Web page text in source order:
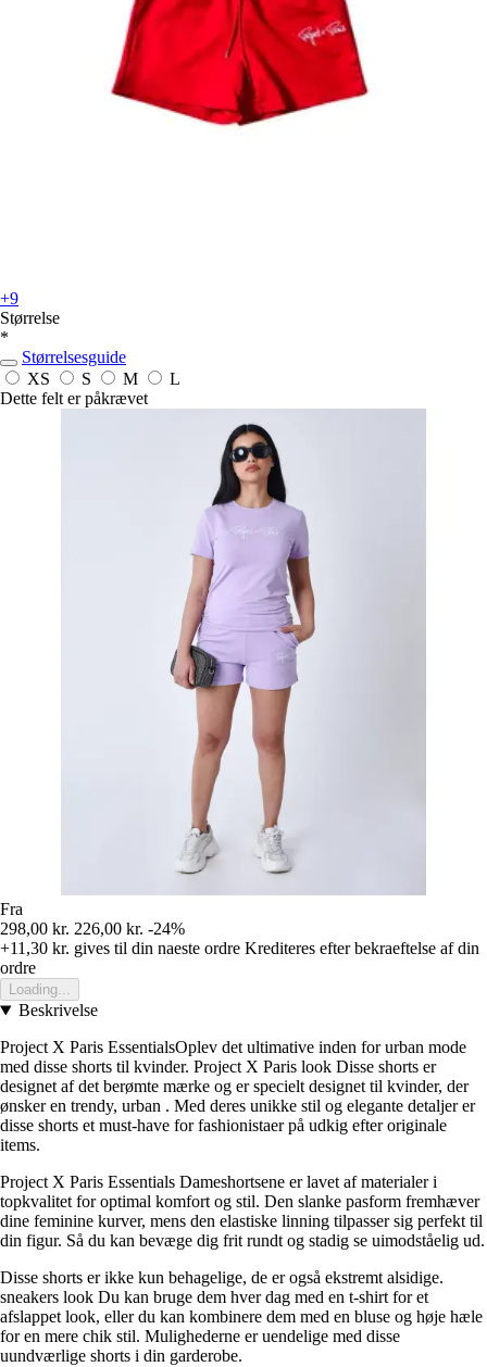
+9
Størrelse
*
Størrelsesguide
XS
S M
L
Dette felt er påkrævet
Fra
298,00 kr. 226,00 kr. -24%
+11,30 kr. gives til din naeste ordre Krediteres efter bekraeftelse af din
ordre
Loading...
Beskrivelse
Project X Paris EssentialsOplev det ultimative inden for urban mode
med disse shorts til kvinder. Project X Paris look Disse shorts er
designet af det berømte mærke og er specielt designet til kvinder, der
ønsker en trendy, urban . Med deres unikke stil og elegante detaljer er
disse shorts et must-have for fashionistaer på udkig efter originale
items.
Project X Paris Essentials Dameshortsene er lavet af materialer i
topkvalitet for optimal komfort og stil. Den slanke pasform fremhæver
dine feminine kurver, mens den elastiske linning tilpasser sig perfekt til
din figur. Så du kan bevæge dig frit rundt og stadig se uimodståelig ud.
Disse shorts er ikke kun behagelige, de er også ekstremt alsidige.
sneakers look Du kan bruge dem hver dag med en t-shirt for et
afslappet look, eller du kan kombinere dem med en bluse og høje hæle
for en mere chik stil. Mulighederne er uendelige med disse
uundværlige shorts i din garderobe.